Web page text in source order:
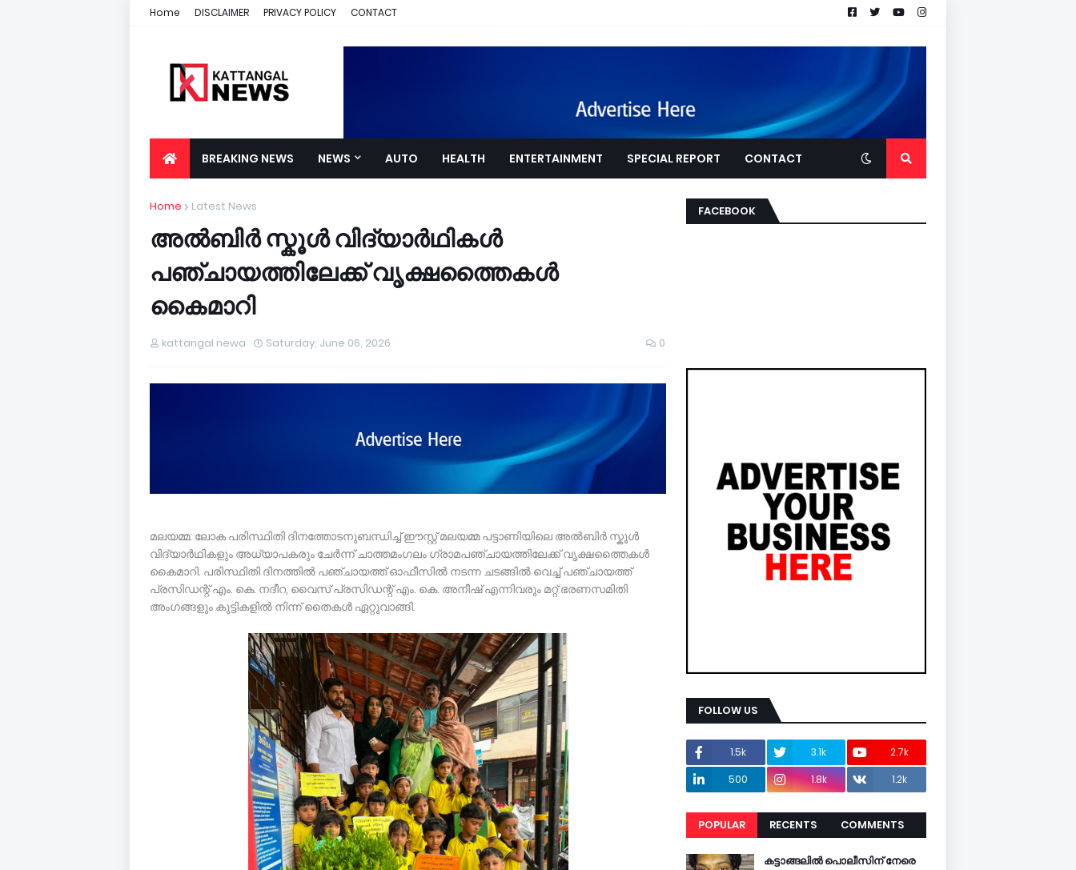
Home DISCLAIMER PRIVACY POLICY CONTACT
BREAKING NEWS NEWS AUTO HEALTH ENTERTAINMENT SPECIAL REPORT CONTACT
Home Latest News
അൽബിർ സ്കൂൾ വിദ്യാർഥികൾ
പഞ്ചായത്തിലേക്ക് വൃക്ഷത്തൈകൾ
കൈമാറി
kattangal newa Saturday, June 06, 2026 0
മലയമ്മ: ലോക പരിസ്ഥിതി ദിനത്തോടനുബന്ധിച്ച് ഈസ്റ്റ് മലയമ്മ പട്ടാണിയിലെ അൽബിർ സ്കൂൾ
വിദ്യാർഥികളും അധ്യാപകരും ചേർന്ന് ചാത്തമംഗലം ഗ്രാമപഞ്ചായത്തിലേക്ക് വൃക്ഷത്തൈകൾ
കൈമാറി. പരിസ്ഥിതി ദിനത്തിൽ പഞ്ചായത്ത് ഓഫീസിൽ നടന്ന ചടങ്ങിൽ വെച്ച് പഞ്ചായത്ത്
പ്രസിഡന്റ് എം. കെ. നദീറ, വൈസ് പ്രസിഡന്റ് എം. കെ. അനീഷ് എന്നിവരും മറ്റ് ഭരണസമിതി
അംഗങ്ങളും കുട്ടികളിൽ നിന്ന് തൈകൾ ഏറ്റുവാങ്ങി.
FACEBOOK
FOLLOW US
1.5k 3.1k
2.7k
500
1.8k 1.2k
POPULAR RECENTS
COMMENTS
RECENTS
കട്ടാങ്ങലിൽ പൊലീസിന് നേരെ